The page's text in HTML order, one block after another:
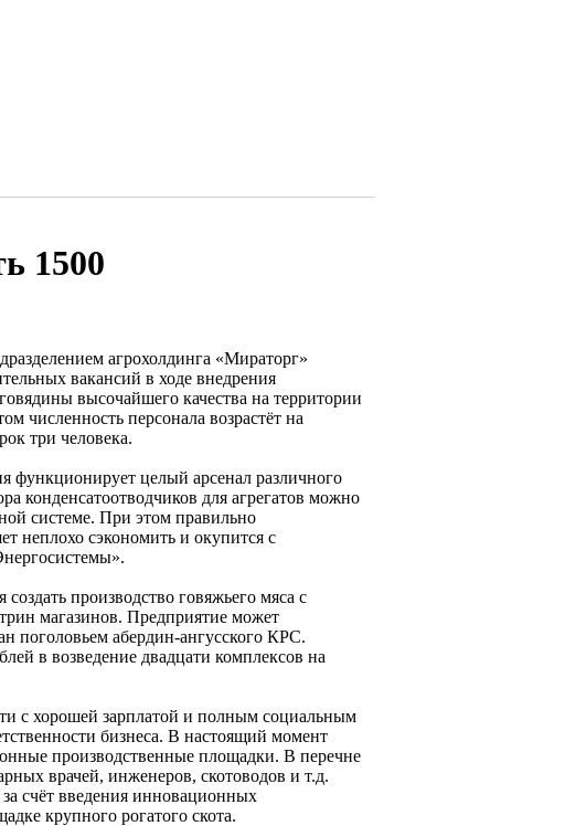
1500
агрохолдинга «Мираторг»
вакансий в ходе внедрения
высочайшего качества на территории
численность персонала возрастёт на
три человека.
функционирует целый арсенал различного
конденсатоотводчиков для агрегатов можно
системе. При этом правильно
неплохо сэкономить и окупится с
производство говяжьего мяса с
магазинов. Предприятие может
поголовьем абердин-ангусского КРС.
в возведение двадцати комплексов на
с хорошей зарплатой и полным социальным
бизнеса. В настоящий момент
производственные площадки. В перечне
врачей, инженеров, скотоводов и т.д.
счёт введения инновационных
крупного рогатого скота.